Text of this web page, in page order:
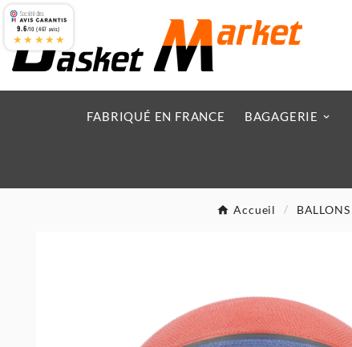
FABRIQUÉ EN FRANCE BAGAGERIE
Accueil BALLONS
9.6/10 (467 avis)
★★★★★